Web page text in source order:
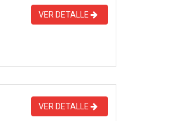
VER DETALLE
VER DETALLE